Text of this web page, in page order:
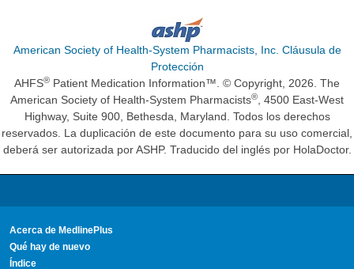
American Society of Health-System Pharmacists, Inc. Cláusula de
Protección
AHFS® Patient Medication Information™. © Copyright, 2026. The
American Society of Health-System Pharmacists®, 4500 East-West
Highway, Suite 900, Bethesda, Maryland. Todos los derechos
reservados. La duplicación de este documento para su uso comercial,
deberá ser autorizada por ASHP. Traducido del inglés por HolaDoctor.
Acerca de MedlinePlus
Qué hay de nuevo
Índice